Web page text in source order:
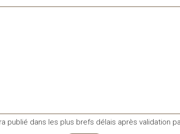
publié dans les plus brefs délais après validation